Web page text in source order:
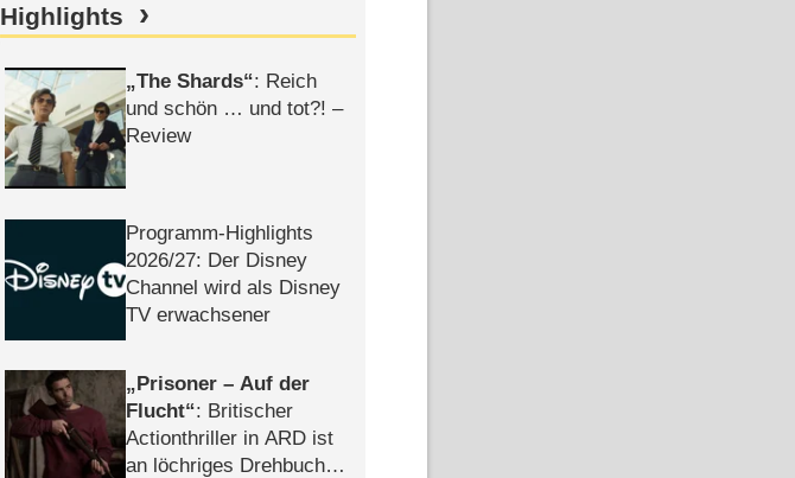
Highlights
The Shards : Reich
und schön … und tot?! –
Review
Programm-Highlights
2026/​27: Der Disney
Channel wird als Disney
TV erwachsener
Prisoner – Auf der
Flucht : Britischer
Actionthriller in ARD ist
an löchriges Drehbuch